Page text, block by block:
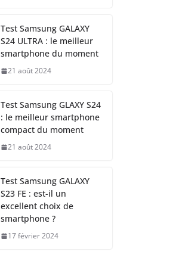
Test Samsung GALAXY
S24 ULTRA : le meilleur
smartphone du moment
21 août 2024
Test Samsung GLAXY S24
: le meilleur smartphone
compact du moment
21 août 2024
Test Samsung GALAXY
S23 FE : est-il un
excellent choix de
smartphone ?
17 février 2024